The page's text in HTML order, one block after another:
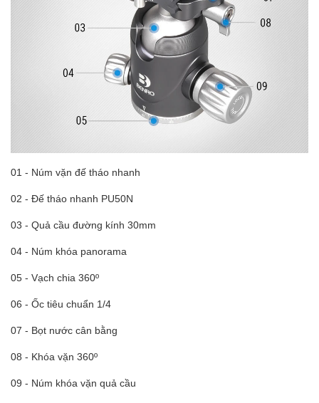
01 - Núm vặn đế tháo nhanh
02 - Đế tháo nhanh PU50N
03 - Quả cầu đường kính 30mm
04 - Núm khóa panorama
05 - Vạch chia 360º
06 - Ốc tiêu chuẩn 1/4
07 - Bọt nước cân bằng
08 - Khóa vặn 360º
09 - Núm khóa vặn quả cầu